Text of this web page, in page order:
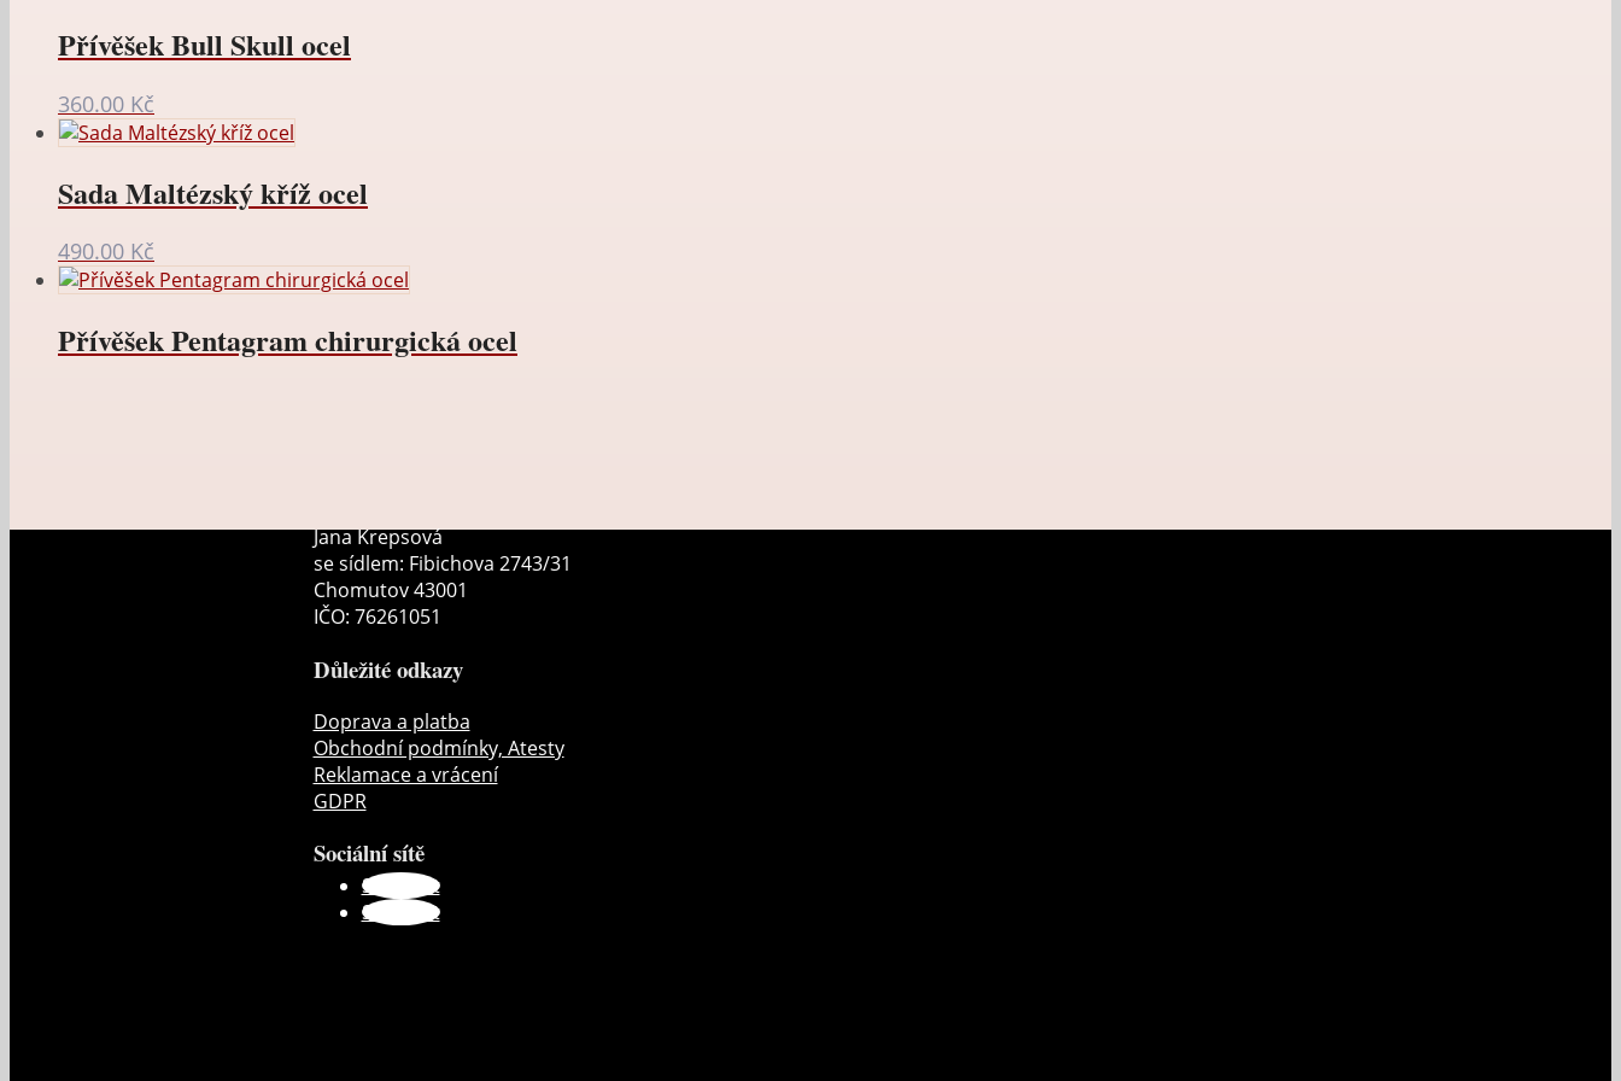
Přívěšek Bull Skull ocel
360.00 Kč
Sada Maltézský kříž ocel
490.00 Kč
Přívěšek Pentagram chirurgická ocel
Jana Krepsová
se sídlem: Fibichova 2743/31
Chomutov 43001
IČO: 76261051
Důležité odkazy
Doprava a platba
Obchodní podmínky, Atesty
Reklamace a vrácení
GDPR
Sociální sítě
Sledovat
Sledovat